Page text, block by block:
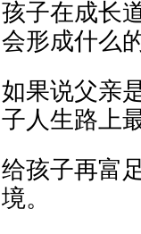
孩子在成长
会形成什么
如果说父亲
子人生路上
给孩子再富
境。